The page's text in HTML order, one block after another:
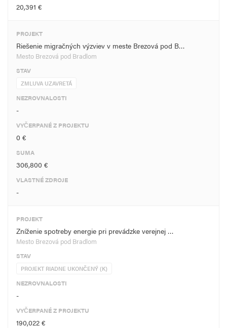
20,391 €
PROJEKT
Riešenie migračných výzviev v meste Brezová pod B…
Mesto Brezová pod Bradlom
STAV
ZMLUVA UZAVRETÁ
NEZROVNALOSTI
-
VYČERPANÉ Z PROJEKTU
0 €
SUMA
306,800 €
VLASTNÉ ZDROJE
-
PROJEKT
Zníženie spotreby energie pri prevádzke verejnej …
Mesto Brezová pod Bradlom
STAV
PROJEKT RIADNE UKONČENÝ (K)
NEZROVNALOSTI
-
VYČERPANÉ Z PROJEKTU
190,022 €